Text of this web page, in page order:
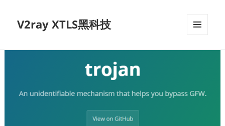
V2ray XTLS黑科技
挂件